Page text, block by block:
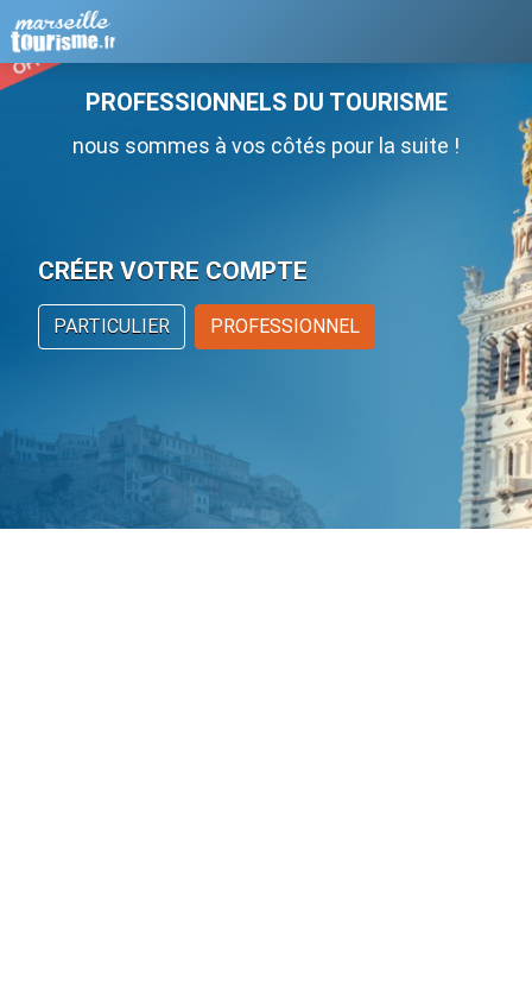
PROFESSIONNELS DU TOURISME
nous sommes à vos côtés pour la suite !
CRÉER VOTRE COMPTE
PARTICULIER PROFESSIONNEL